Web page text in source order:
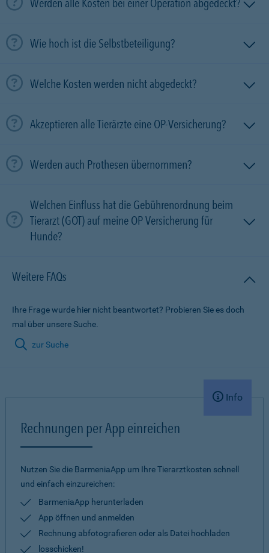
Werden alle Kosten bei einer Operation abgedeckt?
Wie hoch ist die Selbstbeteiligung?
Welche Kosten werden nicht abgedeckt?
Akzeptieren alle Tierärzte eine OP-Versicherung?
Werden auch Prothesen übernommen?
Welchen Einfluss hat die Gebührenordnung beim
Tierarzt (GOT) auf meine OP Versicherung für
Hunde?
Weitere FAQs
Ihre Frage wurde hier nicht beantwortet? Probieren Sie es doch
mal über unsere Suche.
zur Suche
Info
Rechnungen per App einreichen
Nutzen Sie die BarmeniaApp um Ihre Tierarztkosten schnell
und einfach einzureichen:
BarmeniaApp herunterladen
App öffnen und anmelden
Rechnung abfotografieren oder als Datei hochladen
losschicken!